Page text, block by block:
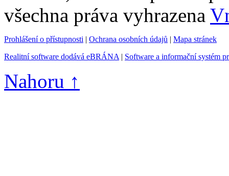
všechna práva vyhrazena
Prohlášení o přístupnosti | Ochrana osobních údajů | Mapa stránek
Realitní software dodává eBRÁNA | Software a informační systém
Nahoru ↑